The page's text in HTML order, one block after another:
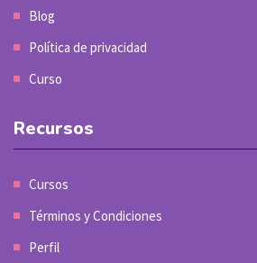
Blog
Política de privacidad
Curso
Recursos
Cursos
Términos y Condiciones
Perfil